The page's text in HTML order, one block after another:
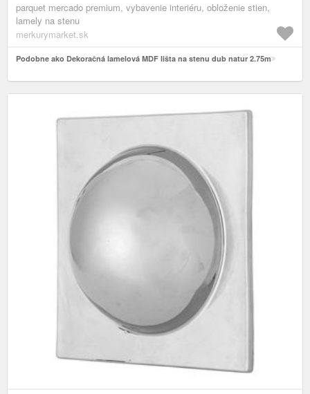
parquet mercado premium, vybavenie interiéru, obloženie stien,
lamely na stenu
merkurymarket.sk
Podobne ako Dekoračná lamelová MDF lišta na stenu dub natur 2.75m